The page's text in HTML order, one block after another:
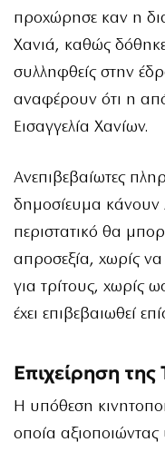
προχώρησε καν η
Χανιά, καθώς
συλληφθείς στην
αναφέρουν ότι η
Εισαγγελία Χανίων.
Ανεπιβεβαίωτες
δημοσίευμα κάνουν
περιστατικό θα
απροσεξία, χωρίς να
για τρίτους, χωρίς
έχει επιβεβαιωθεί
Επιχείρηση
Η υπόθεση
οποία